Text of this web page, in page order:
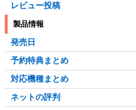
レビュー投稿
製品情報
発売日
予約特典まとめ
対応機種まとめ
ネットの評判